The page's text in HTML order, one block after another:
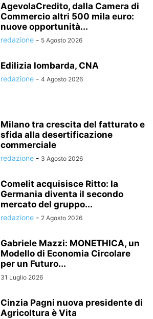
AgevolaCredito, dalla Camera di
Commercio altri 500 mila euro:
nuove opportunità...
redazione - 5 Agosto 2026
Edilizia lombarda, CNA
redazione - 4 Agosto 2026
Milano tra crescita del fatturato e
sfida alla desertificazione
commerciale
redazione - 3 Agosto 2026
Comelit acquisisce Ritto: la
Germania diventa il secondo
mercato del gruppo...
redazione - 2 Agosto 2026
Gabriele Mazzi: MONETHICA, un
Modello di Economia Circolare
per un Futuro...
31 Luglio 2026
Cinzia Pagni nuova presidente di
Agricoltura è Vita